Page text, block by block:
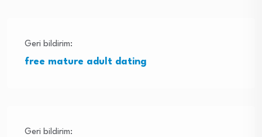
Geri bildirim:
free mature adult dating
Geri bildirim: